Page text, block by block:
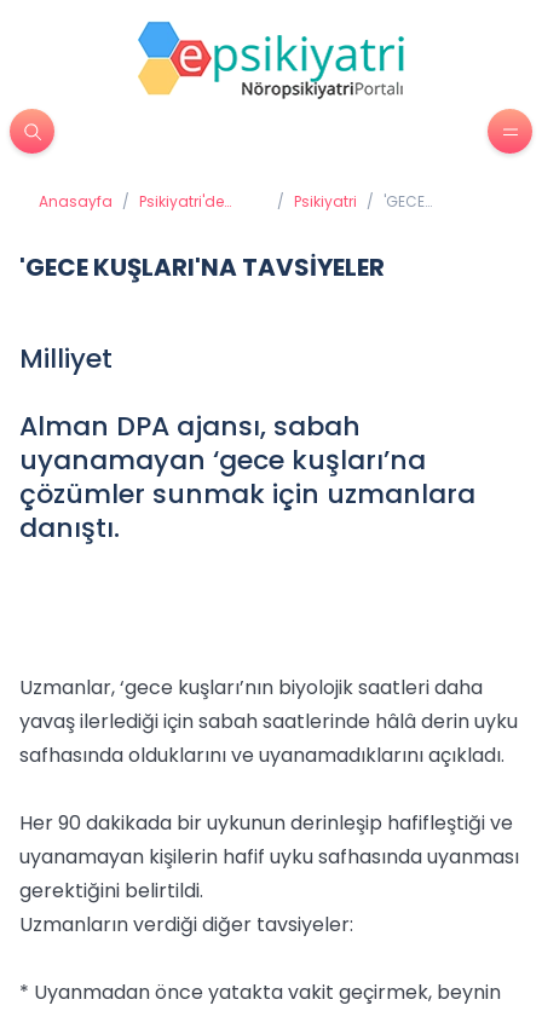
Anasayfa / Psikiyatri'de
/ Psikiyatri / 'GECE
'GECE KUŞLARI'NA TAVSİYELER
Milliyet
Alman DPA ajansı, sabah
uyanamayan ‘gece kuşları’na
çözümler sunmak için uzmanlara
danıştı.
Uzmanlar, ‘gece kuşları’nın biyolojik saatleri daha
yavaş ilerlediği için sabah saatlerinde hâlâ derin uyku
safhasında olduklarını ve uyanamadıklarını açıkladı.
Her 90 dakikada bir uykunun derinleşip hafifleştiği ve
uyanamayan kişilerin hafif uyku safhasında uyanması
gerektiğini belirtildi.
Uzmanların verdiği diğer tavsiyeler:
* Uyanmadan önce yatakta vakit geçirmek, beynin